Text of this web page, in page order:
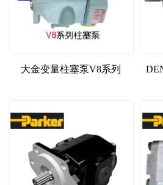
大金变量柱塞泵V8系列